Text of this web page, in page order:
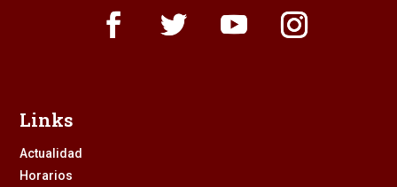
Links
Actualidad
Horarios